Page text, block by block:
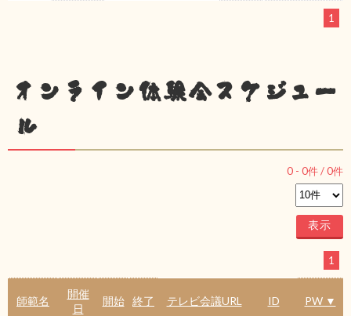
1
オンライン体験会スケジュー
ル
0 - 0件 /0件
1
師範名
開催
日
開始 終了 テレビ会議URL ID PW ▼